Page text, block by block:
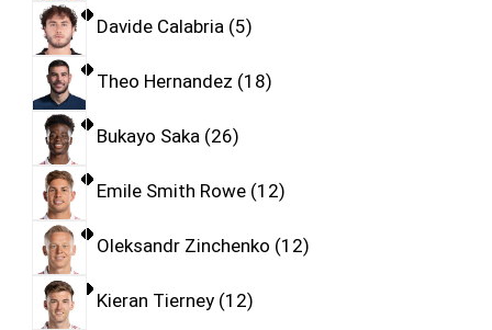
Davide Calabria 5
Theo Hernandez 18
Bukayo Saka 26
Emile Smith Rowe 12
Oleksandr Zinchenko 12
Kieran Tierney 12